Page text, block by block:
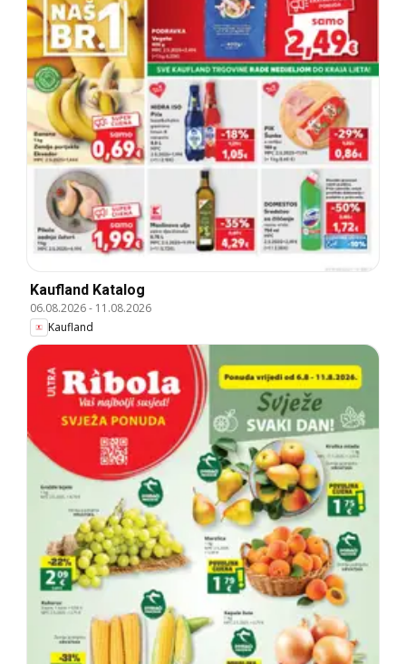
Kaufland Katalog
06.08.2026- 11.08.2026
Kaufland